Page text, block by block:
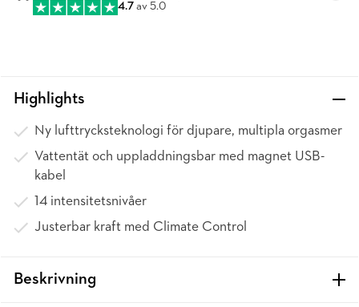
4.7 av 5.0
Highlights
Ny lufttrycksteknologi för djupare, multipla orgasmer
Vattentät och uppladdningsbar med magnet USB-
kabel
14 intensitetsnivåer
Justerbar kraft med Climate Control
Beskrivning